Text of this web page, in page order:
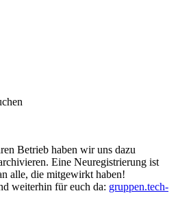
Betrieb haben wir uns dazu
Eine Neuregistrierung ist
alle, die mitgewirkt haben!
weiterhin für euch da: gruppen.tech-